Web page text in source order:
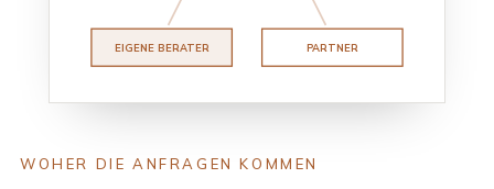
WOHER DIE ANFRAGEN KOMMEN
EIGENE BERATER PARTNER